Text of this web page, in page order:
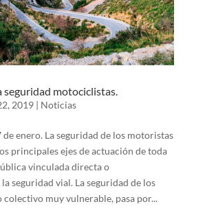
seguridad motociclistas.
2019| Noticias
enero. La seguridad de los motoristas
principales ejes de actuación de toda
vinculada directa o
seguridad vial. La seguridad de los
muy vulnerable, pasa por...